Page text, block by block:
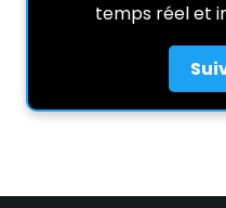
temps réel et